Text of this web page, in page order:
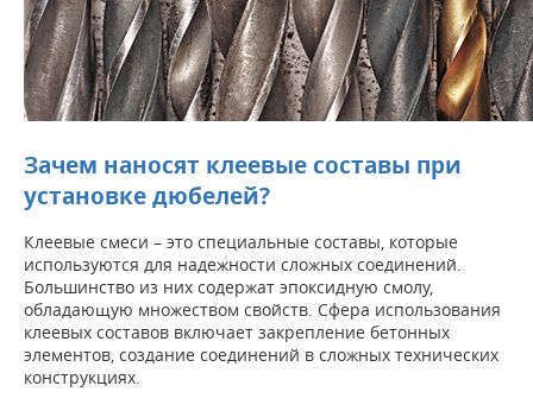
Зачем наносят клеевые составы при
установке дюбелей?
Клеевые смеси – это специальные составы, которые
используются для надежности сложных соединений.
Большинство из них содержат эпоксидную смолу,
обладающую множеством свойств. Сфера использования
клеевых составов включает закрепление бетонных
элементов, создание соединений в сложных технических
конструкциях.